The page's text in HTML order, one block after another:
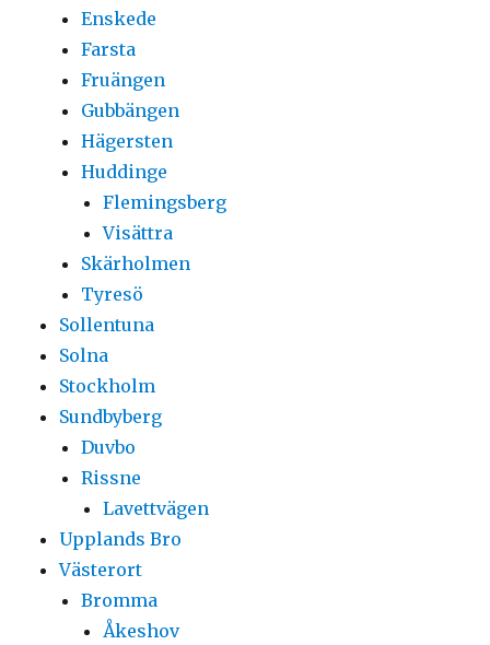
Enskede
Farsta
Fruängen
Gubbängen
Hägersten
Huddinge
Flemingsberg
Visättra
Skärholmen
Tyresö
Sollentuna
Solna
Stockholm
Sundbyberg
Duvbo
Rissne
Lavettvägen
Upplands Bro
Västerort
Bromma
Åkeshov